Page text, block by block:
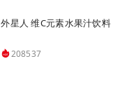
外星人 维C元素水果汁饮料
208537